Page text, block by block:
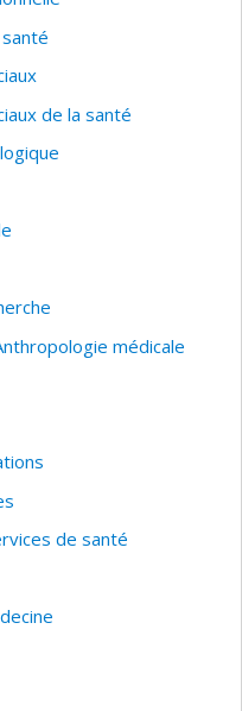
de la santé
médicale
de santé